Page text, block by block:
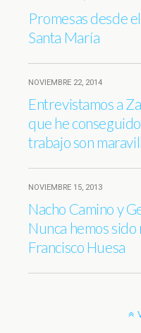
Promesas desde
Santa María
NOVIEMBRE 22, 2014
Entrevistamos a
que he
trabajo son
NOVIEMBRE 15, 2013
Nacho Camino y
Nunca hemos
Francisco Huesa